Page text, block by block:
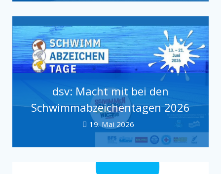
dsv: Macht mit bei den
Schwimmabzeichentagen 2026
19. Mai 2026